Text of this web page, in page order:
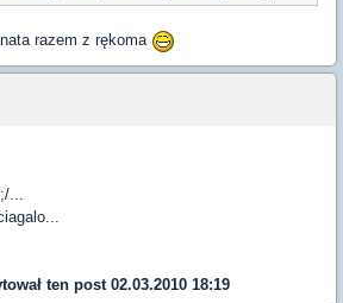
razem z rękoma
ten post 02.03.2010 18:19